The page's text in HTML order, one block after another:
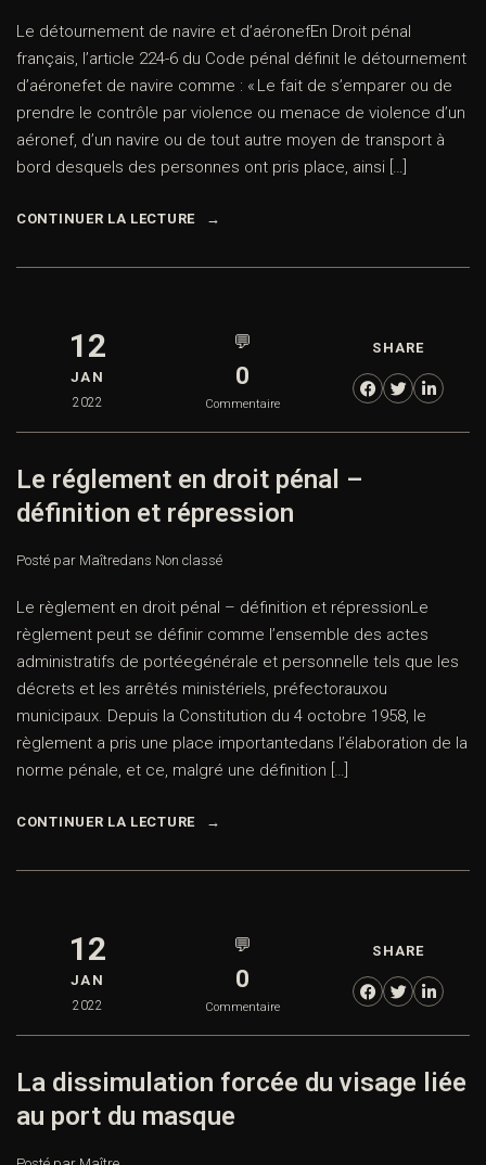
Le détournement de navire et d’aéronefEn Droit pénal
français, l’article 224-6 du Code pénal définit le détournement
d’aéronefet de navire comme : « Le fait de s’emparer ou de
prendre le contrôle par violence ou menace de violence d’un
aéronef, d’un navire ou de tout autre moyen de transport à
bord desquels des personnes ont pris place, ainsi […]
CONTINUER LA LECTURE
12
JAN
2022
💬
0
Commentaire
SHARE
Le réglement en droit pénal –
définition et répression
Posté par Maîtredans Non classé
Le règlement en droit pénal – définition et répressionLe
règlement peut se définir comme l’ensemble des actes
administratifs de portéegénérale et personnelle tels que les
décrets et les arrêtés ministériels, préfectorauxou
municipaux. Depuis la Constitution du 4 octobre 1958, le
règlement a pris une place importantedans l’élaboration de la
norme pénale, et ce, malgré une définition […]
CONTINUER LA LECTURE
12
JAN
2022
💬
0
Commentaire
SHARE
La dissimulation forcée du visage liée
au port du masque